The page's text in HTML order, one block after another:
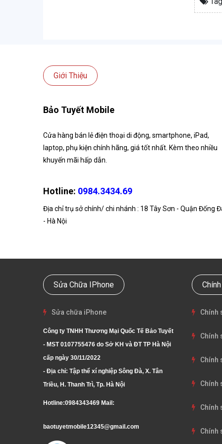
Giới Thiệu
Bảo Tuyết Mobile
Cửa hàng bán lẻ điện thoại di động, smartphone, iPad,
laptop, phụ kiện chính hãng, giá tốt nhất. Kèm theo nhiều
khuyến mãi hấp dẫn.
Hotline: 0984.3434.69
Địa chỉ trụ sở chính/ chi nhánh : 18 Tây Sơn - Quận Đống
- Hà Nội
Sửa Chữa IPhone
Sửa chữa iPhone
Công ty TNHH Thương Mại Quốc Tế Bảo Tuyết
- MST 0107755476 do Sở KH và ĐT TP Hà Nội
cấp ngày 30/11/2022
- Địa chỉ: Tập thể xí nghiệp Sông Đà, X. Tân
Triều, H. Thanh Trì, Tp. Hà Nội
Hotline:0984343469 Mail:
baotuyetmobile12345@gmail.com
Chính
Chính
Chính
Chính
Chính
Chính